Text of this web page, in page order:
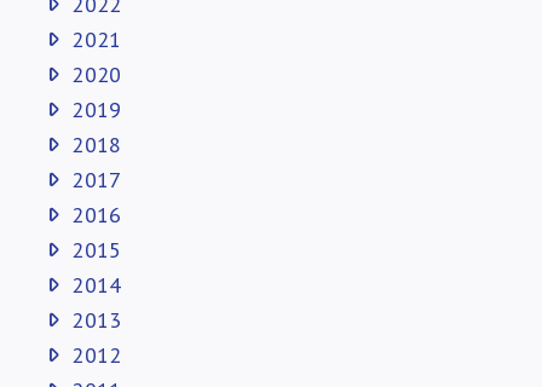
2021
2020
2019
2018
2017
2016
2015
2014
2013
2012